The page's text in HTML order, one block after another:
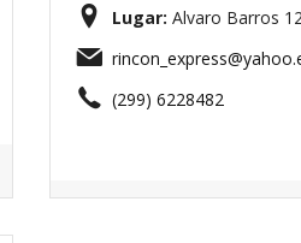
Lugar: Alvaro Barros
(299) 6228482